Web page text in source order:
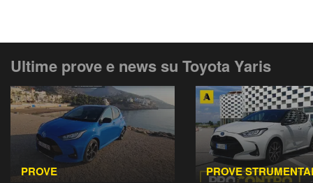
Ultime prove e news su Toyota Yaris
PROVE PROVE